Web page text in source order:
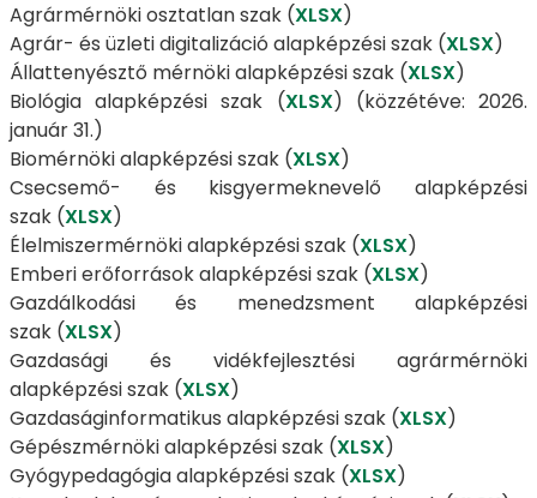
Agrármérnöki osztatlan szak (XLSX)
Agrár- és üzleti digitalizáció alapképzési szak (XLSX)
Állattenyésztő mérnöki alapképzési szak (XLSX)
Biológia alapképzési szak (XLSX) (közzétéve: 2026.
január 31.)
Biomérnöki alapképzési szak (XLSX)
Csecsemő- és kisgyermeknevelő alapképzési
szak (XLSX)
Élelmiszermérnöki alapképzési szak (XLSX)
Emberi erőforrások alapképzési szak (XLSX)
Gazdálkodási és menedzsment alapképzési
szak (XLSX)
Gazdasági és vidékfejlesztési agrármérnöki
alapképzési szak (XLSX)
Gazdaságinformatikus alapképzési szak (XLSX)
Gépészmérnöki alapképzési szak (XLSX)
Gyógypedagógia alapképzési szak (XLSX)